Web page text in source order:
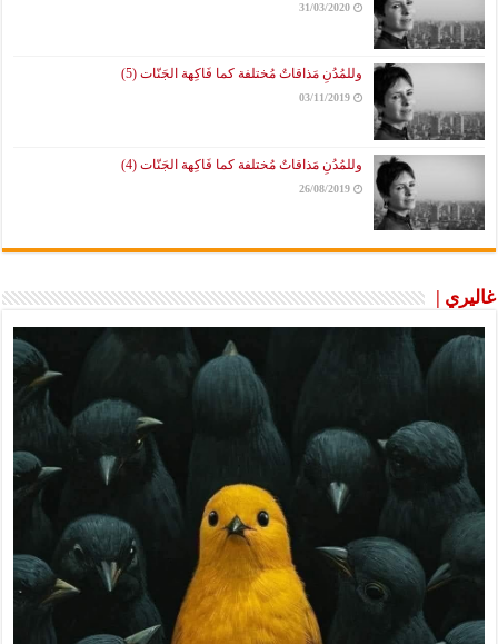
31/03/2020
وللمُدُنِ مَذاقاتٌ مُختلفة كما فَاكِهة الجَنّات (5)
03/11/2019
وللمُدُنِ مَذاقاتٌ مُختلفة كما فَاكِهة الجَنّات (4)
26/08/2019
غاليري |